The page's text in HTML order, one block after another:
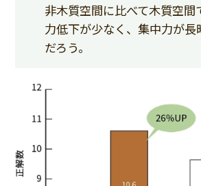
非木質空間に比べて木質空間
力低下が少なく、集中力が長
だろう。